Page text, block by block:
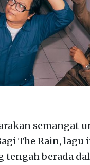
semangat
The Rain, lagu
berada